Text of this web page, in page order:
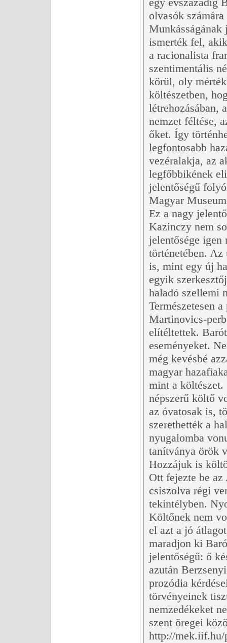
olvasók
Munkásságának
ismerték fel,
a racionalista
szentimentális
körül, oly
költészetben,
létrehozásában,
nemzet féltése,
őket. Így
legfontosabb
vezéralakja, az
legfőbbikének
jelentőségű
Magyar
Ez a nagy
Kazinczy nem
jelentősége igen
történetében.
is, mint egy új
egyik
haladó szellemi
Természetesen
Martinovics-
elítéltettek.
eseményeket.
még kevésbé
magyar
mint a
népszerű költő
az óvatosak is,
szerethették a
nyugalomba
tanítványa örök
Hozzájuk is
Ott fejezte be
csiszolva régi
tekintélyben.
Költőnek nem
el azt a jó
maradjon ki
jelentőségű: ő
azután
prozódia
törvényeinek
nemzedékeket
szent öregei
http://mek.iif.hu/